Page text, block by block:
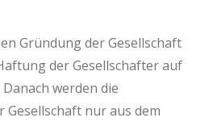
Gründung der Gesellschaft
der Gesellschafter auf
werden die
Gesellschaft nur aus dem